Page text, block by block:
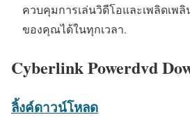
ควบคุมการเล่นวิดีโอและเพลิดเพ
ของคุณได้ในทุกเวลา.
Cyberlink Powerdvd
ลิ้งค์ดาวน์โหลด